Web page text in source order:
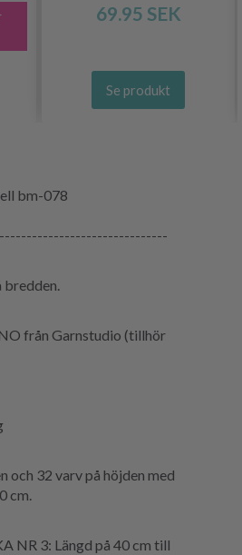
69.95 SEK
Se produkt
bm-078
bredden.
från Garnstudio (tillhör
och 32 varv på höjden med
cm.
NR 3: Längd på 40 cm till